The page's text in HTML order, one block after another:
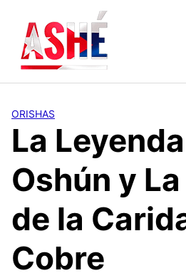
contenido
ORISHAS
La
Oshún y
de la
Cobre